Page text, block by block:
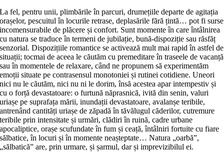
La fel, pentru unii, plimbările în parcuri, drumețiile departe de agitația
orașelor, pescuitul în locurile retrase, deplasările fără țintă… pot fi surse
incomensurabile de plăcere și confort. Sunt momente în care întâlnirea
cu natura se traduce în termeni de jubilație, bună-dispoziție sau răsfăț
senzorial. Dispozițiile romantice se activează mult mai rapid în astfel de
situații; tocmai de aceea le căutăm cu premeditare în traseele de vacanță
sau în momentele de relaxare, când ne propunem să experimentăm
emoții situate pe contrasensul monotoniei și rutinei cotidiene. Uneori
nici nu le căutăm, nici nu ni le dorim, însă acestea apar intempestiv și
cu o forță devastatoare: o furtună năprasnică, ivită din senin, valuri
uriașe pe suprafața mării, inundații devastatoare, avalanșe teribile,
antrenând cantități uriașe de zăpadă în tăvălugul căderilor, cutremure
teribile prin intensitate și urmări, clădiri în ruină, cadre urbane
apocaliptice, orașe scufundate în fum și ceață, întâlniri fortuite cu fiare
sălbatice, în locuri și în momente neașteptate… Natura „oarbă”,
„sălbatică” are, prin urmare, și șarmul, dar și imprevizibilul ei.